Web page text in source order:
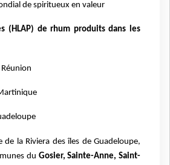
de spiritueux en valeur
(HLAP) de rhum produits dans les
de la Riviera des îles de Guadeloupe,
du Gosier, Sainte-Anne, Saint-